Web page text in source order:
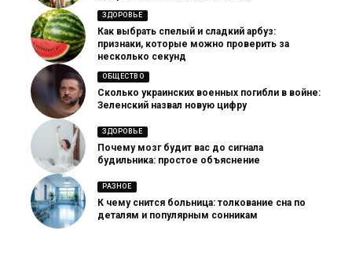
ЗДОРОВЬЕ
Как выбрать спелый и сладкий арбуз:
признаки, которые можно проверить за
несколько секунд
ОБЩЕСТВО
Сколько украинских военных погибли в войне:
Зеленский назвал новую цифру
ЗДОРОВЬЕ
Почему мозг будит вас до сигнала
будильника: простое объяснение
РАЗНОЕ
К чему снится больница: толкование сна по
деталям и популярным сонникам